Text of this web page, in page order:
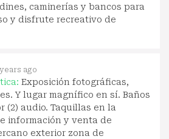
caminerías y bancos para
y disfrute recreativo de
ago
Exposición fotográficas,
Y lugar magnífico en sí. Baños
(2) audio. Taquillas en la
información y venta de
exterior zona de